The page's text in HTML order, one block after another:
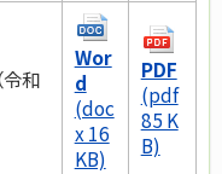
和
Wor
d
(doc
x 16
KB)
PDF
(pdf
85 K
B)